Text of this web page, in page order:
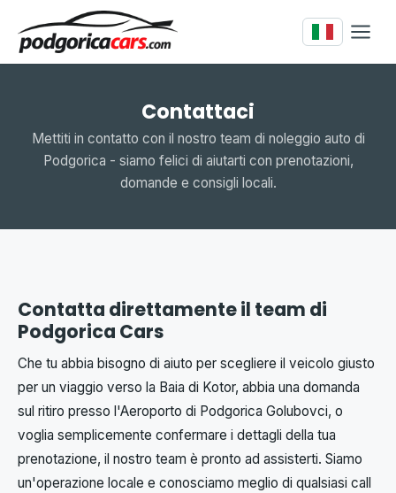
Contattaci
Mettiti in contatto con il nostro team di noleggio auto di
Podgorica - siamo felici di aiutarti con prenotazioni,
domande e consigli locali.
Contatta direttamente il team di
Podgorica Cars
Che tu abbia bisogno di aiuto per scegliere il veicolo giusto
per un viaggio verso la Baia di Kotor, abbia una domanda
sul ritiro presso l'Aeroporto di Podgorica Golubovci, o
voglia semplicemente confermare i dettagli della tua
prenotazione, il nostro team è pronto ad assisterti. Siamo
un'operazione locale e conosciamo meglio di qualsiasi call